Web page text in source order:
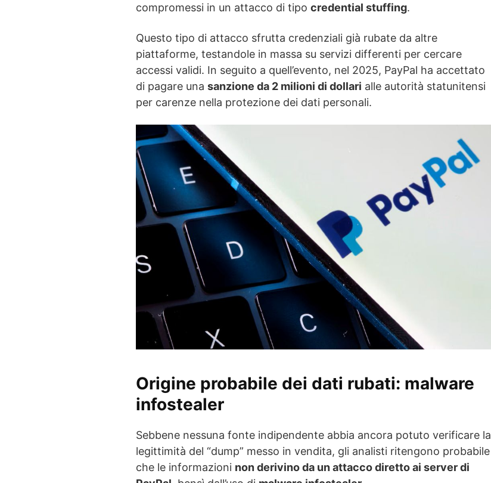
compromessi in un attacco di tipo credential stuffing.
Questo tipo di attacco sfrutta credenziali già rubate da altre
piattaforme, testandole in massa su servizi differenti per cercare
accessi validi. In seguito a quell’evento, nel 2025, PayPal ha accettato
di pagare una sanzione da 2 milioni di dollari alle autorità statunitensi
per carenze nella protezione dei dati personali.
Origine probabile dei dati rubati: malware
infostealer
Sebbene nessuna fonte indipendente abbia ancora potuto verificare la
legittimità del “dump” messo in vendita, gli analisti ritengono probabile
che le informazioni non derivino da un attacco diretto ai server di